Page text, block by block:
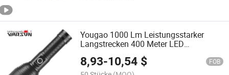
Yougao 1000 Lm Leistungsstarker
Langstrecken 400 Meter LED
Taschenlampe Explosionsgeschützt
Typ-C Wasserdicht IP66
Wiederaufladbare Taschenlampe
8,93-10,54 $ FOB